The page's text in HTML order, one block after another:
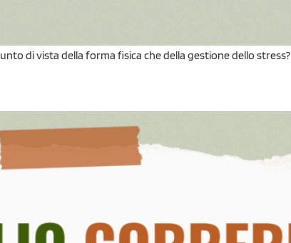
di vista della forma fisica che della gestione dello stress?